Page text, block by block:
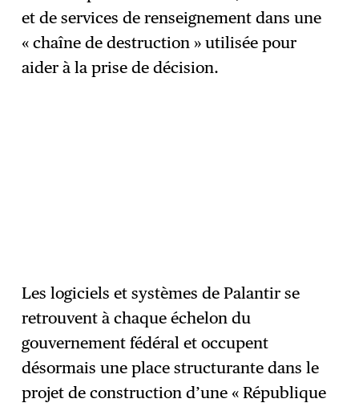
et de services de renseignement dans une
« chaîne de destruction » utilisée pour
aider à la prise de décision.
Les logiciels et systèmes de Palantir se
retrouvent à chaque échelon du
gouvernement fédéral et occupent
désormais une place structurante dans le
projet de construction d’une « République